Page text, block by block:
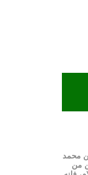
محمد
من